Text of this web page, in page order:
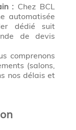
: Chez BCL
automatisée
dédié suit
de devis
comprenons
(salons,
nos délais et